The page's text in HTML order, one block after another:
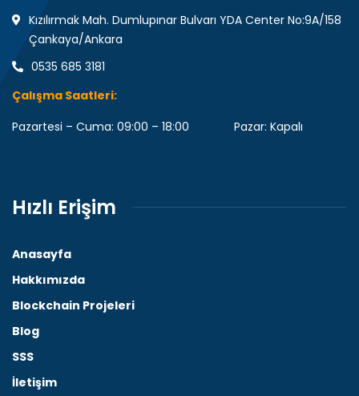
Kızılırmak Mah. Dumlupınar Bulvarı YDA Center No:9A/158
Çankaya/Ankara
0535 685 3181
Çalışma Saatleri:
Pazartesi – Cuma: 09:00 – 18:00 Pazar: Kapalı
Hızlı Erişim
Anasayfa
Hakkımızda
Blockchain Projeleri
Blog
SSS
İletişim